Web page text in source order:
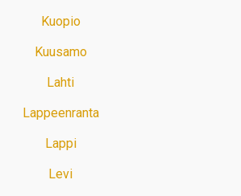
Kuopio
Kuusamo
Lahti
Lappeenranta
Lappi
Levi